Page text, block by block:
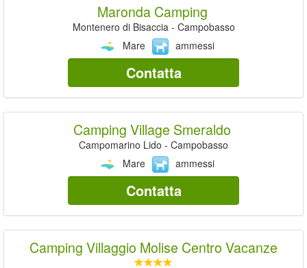
Maronda Camping
Montenero di Bisaccia - Campobasso
Mare
ammessi
Contatta
Camping Village Smeraldo
Campomarino Lido - Campobasso
Mare
ammessi
Contatta
Camping Villaggio Molise Centro Vacanze